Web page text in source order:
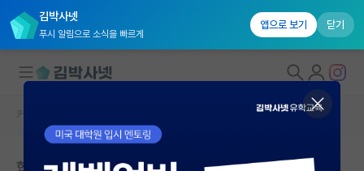
김박사넷
푸시 알림으로 소식을 빠르게
앱으로 보기 닫기
대학원생 모집
커뮤니티 홈
합격자 조기 발표 기원 18일차